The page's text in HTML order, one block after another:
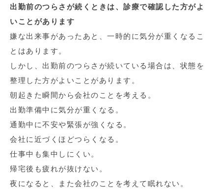
出勤前のつらさが続くときは、診療で確認した方がよ
いことがあります
嫌な出来事があったあと、一時的に気分が重くなるこ
とはあります。
しかし、出勤前のつらさが続いている場合は、状態を
整理した方がよいことがあります。
朝起きた瞬間から会社のことを考える。
出勤準備中に気分が重くなる。
通勤中に不安や緊張が強くなる。
会社に近づくほどつらくなる。
仕事中も集中しにくい。
帰宅後も疲れが抜けない。
夜になると、また会社のことを考えて眠れない。